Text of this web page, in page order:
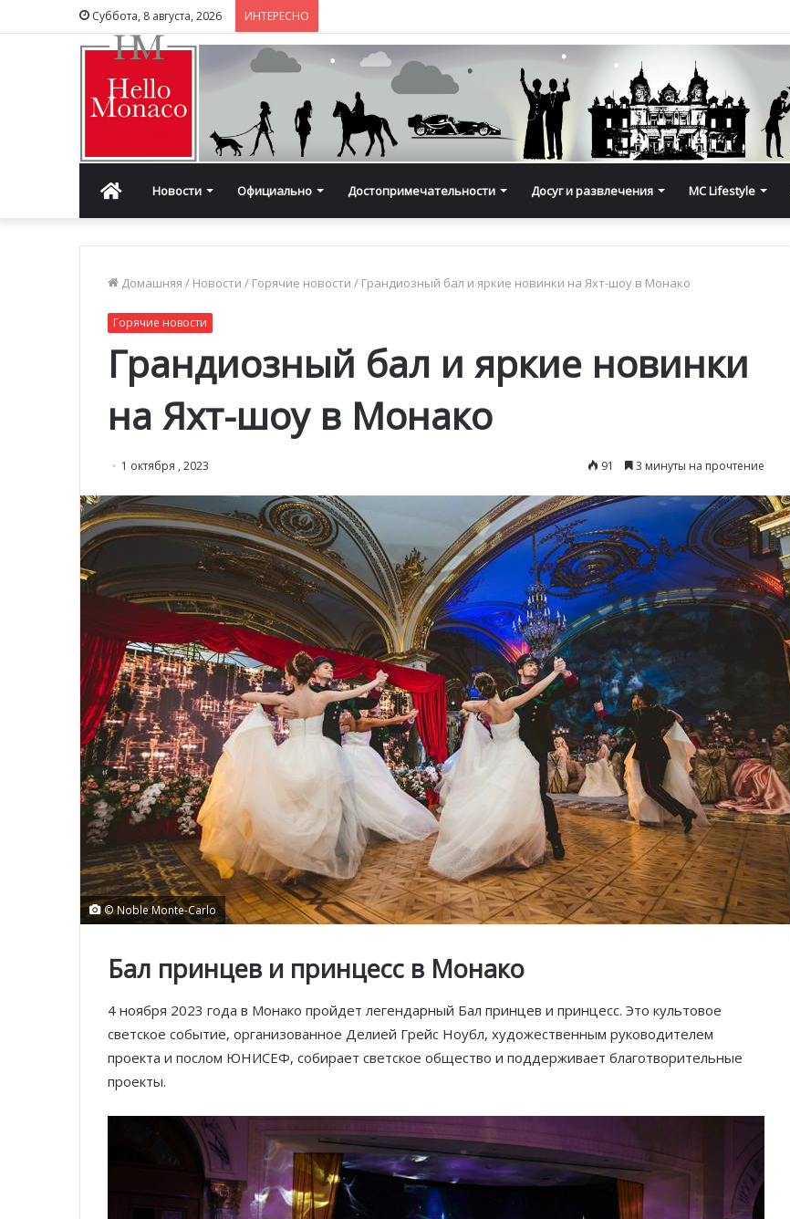
Суббота, 8 августа, 2026 ИНТЕРЕСНО
ГлавнаяНовости Официально Достопримечательности Досуг и развлечения MC Lifestyle
Домашняя / Новости / Горячие новости / Грандиозный бал и яркие новинки на Яхт-шоу в Монако
Горячие новости
Грандиозный бал и яркие новинки
на Яхт-шоу в Монако
1 октября , 2023 91 3 минуты на прочтение
© Noble Monte-Carlo
Бал принцев и принцесс в Монако
4 ноября 2023 года в Монако пройдет легендарный Бал принцев и принцесс. Это культовое
светское событие, организованное Делией Грейс Ноубл, художественным руководителем
проекта и послом ЮНИСЕФ, собирает светское общество и поддерживает благотворительные
проекты.